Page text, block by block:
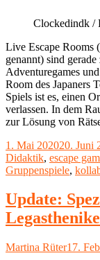
Clockedindk /
Live Escape Rooms
genannt) sind
Adventuregames
Room des Japaners
Spiels ist es, einen
verlassen. In dem
zur Lösung von
Veröffentlicht
am
1. Mai 202020. Juni
Didaktik, escape
Gruppenspiele,
Update:
Autor
Martina Rüter17.